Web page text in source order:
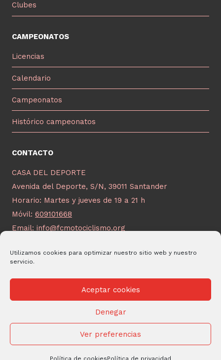
Utilizamos cookies para optimizar nuestro sitio web y nuestro
servicio.
Aceptar cookies
Denegar
Ver preferencias
Política de cookiesPolítica de privacidad
Clubes
CAMPEONATOS
Licencias
Calendario
Campeonatos
Histórico campeonatos
CONTACTO
CASA DEL DEPORTE
Avenida del Deporte, S/N, 39011 Santander
Horario: Martes y jueves de 19 a 21 h
Móvil: 609101668
Email: info@fcmotociclismo.org
© 2026 FCM Desarrollado porAndrac ComputingyStelis
Protección de Datos Personales|Política de privacidad
de Cookies